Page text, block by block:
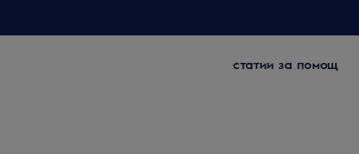
статии за помощ